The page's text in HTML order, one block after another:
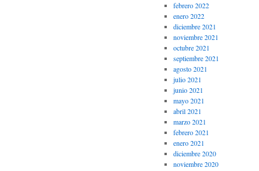
febrero 2022
enero 2022
diciembre 2021
noviembre 2021
octubre 2021
septiembre 2021
agosto 2021
julio 2021
junio 2021
mayo 2021
abril 2021
marzo 2021
febrero 2021
enero 2021
diciembre 2020
noviembre 2020